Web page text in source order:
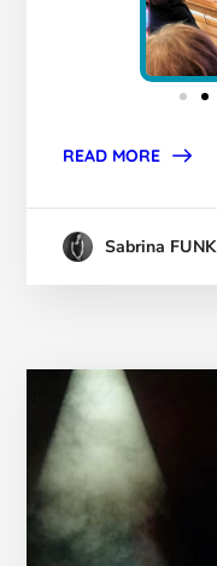
READ MORE
Sabrina FUNK